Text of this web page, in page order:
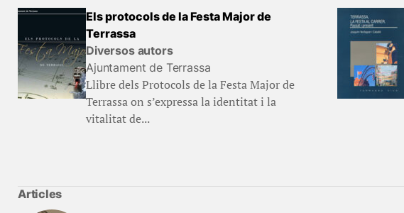
Els protocols de la Festa Major de
Terrassa
Diversos autors
Ajuntament de Terrassa
Llibre dels Protocols de la Festa Major de
Terrassa on s’expressa la identitat i la
vitalitat de...
Articles